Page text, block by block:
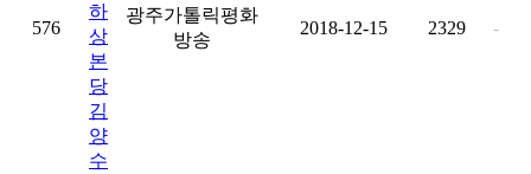
576
하
상
본
당
김
양
수
광주가톨릭평화
방송
2018-12-15 2329 -